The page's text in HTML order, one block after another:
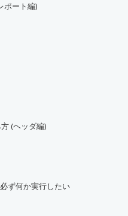
ポート編)
(ヘッダ編)
ず何か実行したい